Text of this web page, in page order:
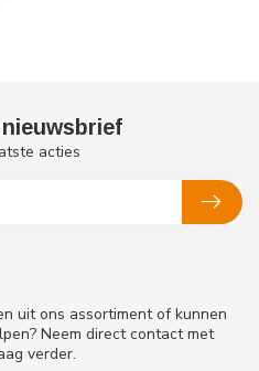
uit ons assortiment of kunnen
Neem direct contact met
verder.
acties